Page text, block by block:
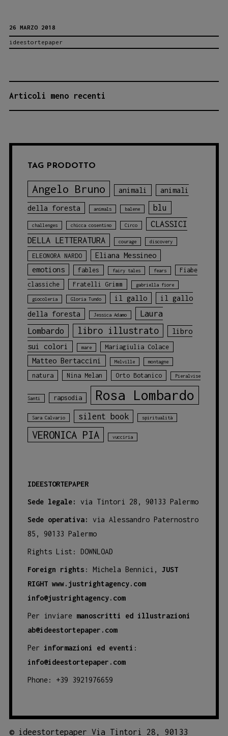
Antonella
26 MARZO 2018
ideestortepaper
NAVIGAZIONE
ARTICOLI
Articoli meno recenti
TAG PRODOTTO
Angelo Bruno animali animali
della foresta animals balene blu
challenges chicca cosentino Circo
CLASSICI
DELLA LETTERATURA
courage discovery
ELEONORA NARDO
Eliana Messineo
emotions
fables fairy tales fears
Fiabe
classiche
Fratelli Grimm gabriella fiore
giocoleria Gloria Tundo il gallo
il gallo
della foresta
Jessica Adamo
Laura
Lombardo
libro illustrato
libro
sui colori
mare Mariagiulia Colace
Matteo Bertaccini Melville montagne
natura Nina Melan Orto Botanico Pieralvise
Santi rapsodia Rosa Lombardo
Sara Calvario silent book spiritualità
VERONICA PIA vucciria
IDEESTORTEPAPER
Sede legale: via Tintori 28, 90133 Palermo
Sede operativa:
via Alessandro Paternostro
85, 90133 Palermo
Rights List: DOWNLOAD
Foreign rights : Michela Bennici, JUST
RIGHT www.justrightagency.com
info@justrightagency.com
Per inviare manoscritti ed illustrazioni
ab@ideestortepaper.com
Per informazioni ed eventi :
info@ideestortepaper.com
Phone: +39 3921976659
© ideestortepaper Via Tintori 28, 90133